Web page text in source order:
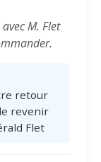
M. Flet
retour
revenir
Flet